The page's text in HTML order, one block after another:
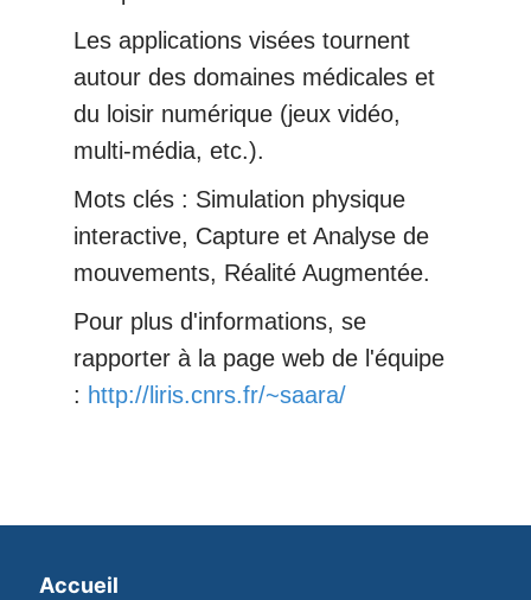
Les applications visées tournent
autour des domaines médicales et
du loisir numérique (jeux vidéo,
multi-média, etc.).
Mots clés : Simulation physique
interactive, Capture et Analyse de
mouvements, Réalité Augmentée.
Pour plus d'informations, se
rapporter à la page web de l'équipe
: http://liris.cnrs.fr/~saara/
Accueil